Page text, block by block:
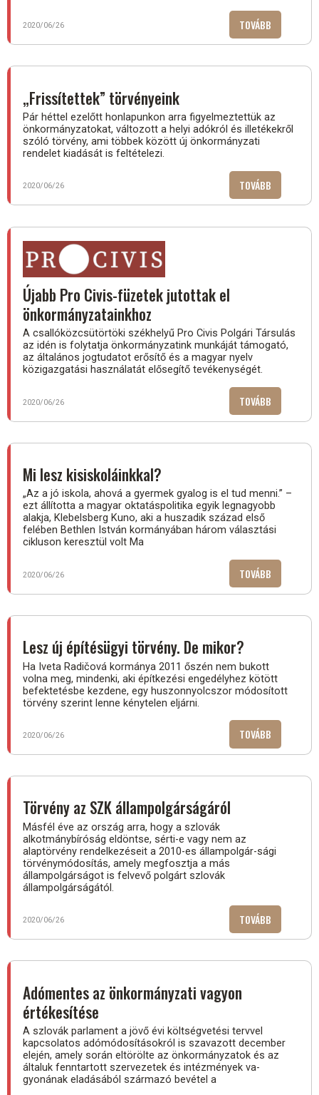
2020/06/26 TOVÁBB
FELADATAI
„Frissítettek” törvényeink
Pár héttel ezelőtt honlapunkon arra figyelmeztettük az
önkormányzatokat, változott a helyi adókról és illetékekről
szóló törvény, ami többek között új önkormányzati
rendelet kiadását is feltételezi.
2020/06/26 TOVÁBB
Újabb Pro Civis-füzetek jutottak el
önkormányzatainkhoz
A csallóközcsütörtöki székhelyű Pro Civis Polgári Társulás
az idén is folytatja önkormányzatink munkáját támogató,
az általános jogtudatot erősítő és a magyar nyelv
közigazgatási használatát elősegítő tevékenységét.
2020/06/26 TOVÁBB
PRO
FÜZETEK
Mi lesz kisiskoláinkkal?
„Az a jó iskola, ahová a gyermek gyalog is el tud menni.” –
ezt állította a magyar oktatáspolitika egyik legnagyobb
alakja, Klebelsberg Kuno, aki a huszadik század első
felében Bethlen István kormányában három választási
cikluson keresztül volt Ma
2020/06/26 TOVÁBB
LESZ
Lesz új építésügyi törvény. De mikor?
Ha Iveta Radičová kormánya 2011 őszén nem bukott
volna meg, mindenki, aki építkezési engedélyhez kötött
befektetésbe kezdene, egy huszonnyolcszor módosított
törvény szerint lenne kénytelen eljárni.
2020/06/26 TOVÁBB
ÚJ
TÖRVÉNY.
Törvény az SZK állampolgárságáról
Másfél éve az ország arra, hogy a szlovák
alkotmánybíróság eldöntse, sérti-e vagy nem az
alaptörvény rendelkezéseit a 2010-es állampolgár-sági
törvénymódosítás, amely megfosztja a más
állampolgárságot is felvevő polgárt szlovák
állampolgárságától.
2020/06/26 TOVÁBB
AZ
Adómentes az önkormányzati vagyon
értékesítése
A szlovák parlament a jövő évi költségvetési tervvel
kapcsolatos adómódosításokról is szavazott december
elején, amely során eltörölte az önkormányzatok és az
általuk fenntartott szervezetek és intézmények va-
gyonának eladásából származó bevétel a